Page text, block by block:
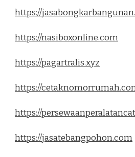
https://
https://nasiboxonline.com
https://pagartralis.xyz
https://
https://
https://jasatebangpohon.com